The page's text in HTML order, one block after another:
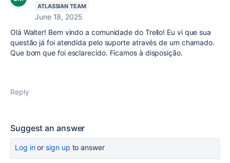
ATLASSIAN TEAM
June 18, 2025
Olá Walter! Bem vindo a comunidade do Trello! Eu vi que sua
questão já foi atendida pelo suporte através de um chamado.
Que bom que foi esclarecido. Ficamos à disposição.
Reply
Suggest an answer
Log inor sign up to answer